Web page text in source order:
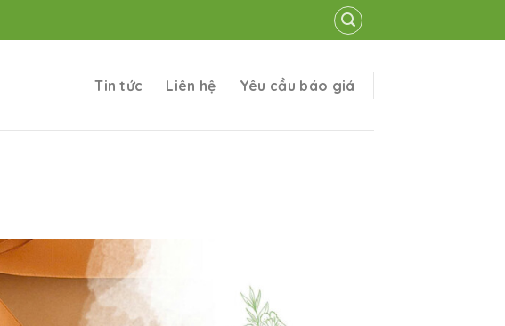
Tin tức Liên hệ Yêu cầu báo giá